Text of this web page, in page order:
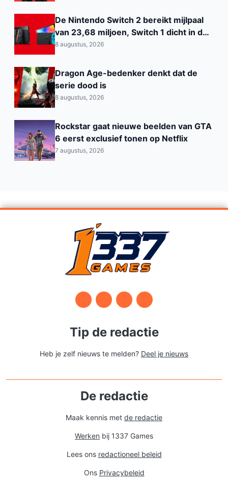
De Nintendo Switch 2 bereikt mijlpaal
van 23,68 miljoen, Switch 1 dicht in de
buurt van de PS2
8 augustus, 2026
Dragon Age-bedenker denkt dat de
serie dood is
8 augustus, 2026
Rockstar gaat nieuwe beelden van GTA
6 eerst exclusief tonen op Netflix
7 augustus, 2026
Tip de redactie
Heb je zelf nieuws te melden? Deel je nieuws
De redactie
Maak kennis met de redactie
Werken bij 1337 Games
Lees ons redactioneel beleid
Ons Privacybeleid